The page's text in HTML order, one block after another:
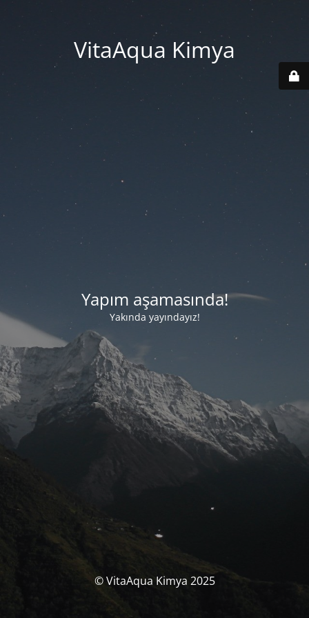
VitaAqua Kimya
Yapım aşamasında!
Yakında yayındayız!
© VitaAqua Kimya 2025